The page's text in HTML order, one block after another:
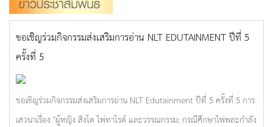
ขอเชิญร่วมกิจกรรมส่งเสริมการอ่าน NLT EDUTAINMENT ปีที่ 5
ครั้งที่ 5
ขอเชิญร่วมกิจกรรมส่งเสริมการอ่าน NLT Edutainment ปีที่ 5 ครั้งที่ 5 การ
เสวนาเรื่อง "ผู้หญิง สิงโต ไพ่ทาโรต์ และวรรณกรรม: กรณีศึกษาไพ่พละกำลัง